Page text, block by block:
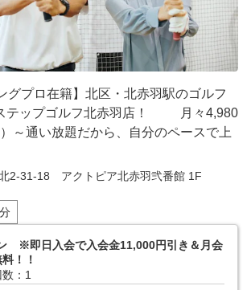
グプロ在籍】北区・北赤羽駅のゴルフ
ップゴルフ北赤羽店！ 月々4,980
～通い放題だから、自分のペースで上
2-31-18 アクトピア北赤羽弐番館 1F
※即日入会で入会金11,000円引き＆月会
！！
数：1